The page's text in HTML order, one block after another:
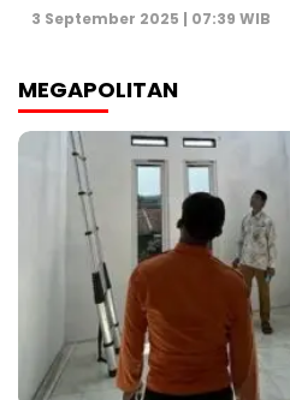
3 September 2025 | 07:39 WIB
MEGAPOLITAN